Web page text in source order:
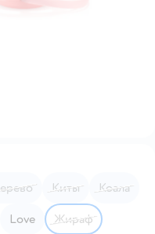
Дерево Киты
Коала
Love
Жираф